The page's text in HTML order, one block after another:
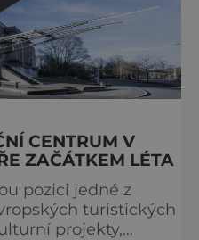
CENTRUM V
ZAČÁTKEM LÉTA
pozici jedné z
turistických
projekty,